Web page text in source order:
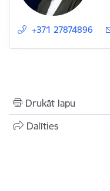
+371 27874896
Drukāt lapu
Dalīties